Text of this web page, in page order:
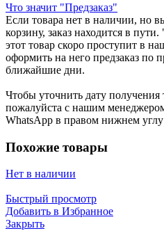
Что значит "Предзаказ"
Если товара нет в наличии, но
корзину, заказ находится в
этот товар скоро проступит в
оформить на него предзаказ по
ближайшие дни.
Чтобы уточнить дату получения
пожалуйста с нашим
WhatsApp в правом нижнем углу
Похожие товары
Нет в наличии
Быстрый просмотр
Добавить в Избранное
Закрыть